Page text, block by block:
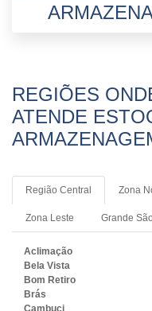
REGIÕES
ATENDE
Região Central Zona
Zona Leste Grande
Aclimação
Bela Vista
Bom Retiro
Brás
Cambuci